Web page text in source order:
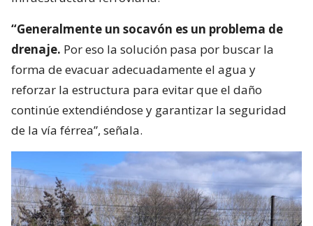
“Generalmente un socavón es un problema de
drenaje. Por eso la solución pasa por buscar la
forma de evacuar adecuadamente el agua y
reforzar la estructura para evitar que el daño
continúe extendiéndose y garantizar la seguridad
de la vía férrea”, señala.